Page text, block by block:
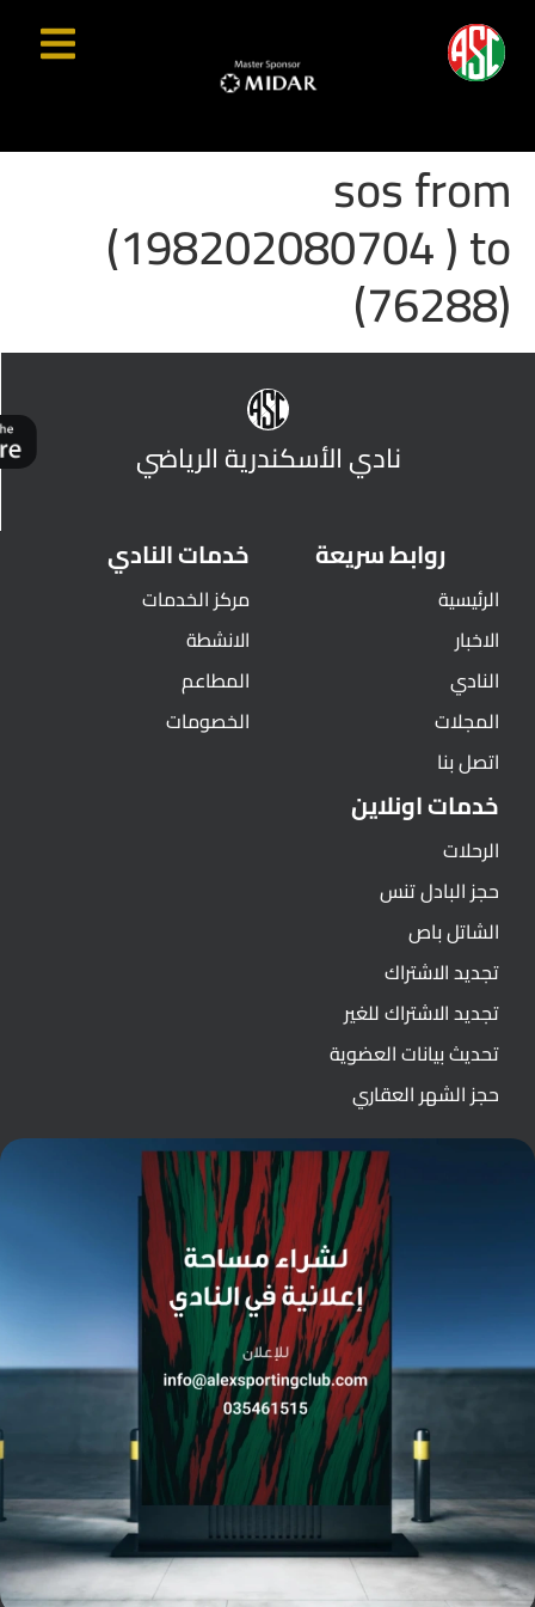
sos from
(198202080704 ) to
(76288)
نادي الأسكندرية الرياضي
روابط سريعة
الرئيسية
الاخبار
النادي
المجلات
اتصل بنا
خدمات النادي
مركز الخدمات
الانشطة
المطاعم
الخصومات
خدمات اونلاين
الرحلات
حجز البادل تنس
الشاتل باص
تجديد الاشتراك
تجديد الاشتراك للغير
تحديث بيانات العضوية
حجز الشهر العقاري